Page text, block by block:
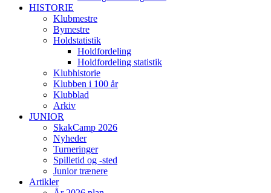
HISTORIE
Klubmestre
Bymestre
Holdstatistik
Holdfordeling
Holdfordeling statistik
Klubhistorie
Klubben i 100 år
Klubblad
Arkiv
JUNIOR
SkakCamp 2026
Nyheder
Turneringer
Spilletid og -sted
Junior trænere
Artikler